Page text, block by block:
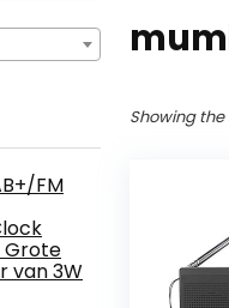
FM
Grote
van 3W
Showing